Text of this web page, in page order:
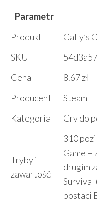
Parametr
Produkt
Cally’s
SKU
Cena
8.67 zł
Producent
Steam
Kategoria
Gry do
Tryby i
zawartość
310
Game +
drugim
Survival
postaci